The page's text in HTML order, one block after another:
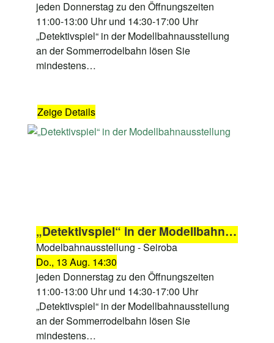
jeden Donnerstag zu den Öffnungszeiten
11:00-13:00 Uhr und 14:30-17:00 Uhr
„Detektivspiel“ in der Modellbahnausstellung
an der Sommerrodelbahn lösen Sie
mindestens…
Zeige Details
„Detektivspiel“ in der Modellbahnausstellung
Modelbahnausstellung - Seiroba
Do., 13 Aug. 14:30
jeden Donnerstag zu den Öffnungszeiten
11:00-13:00 Uhr und 14:30-17:00 Uhr
„Detektivspiel“ in der Modellbahnausstellung
an der Sommerrodelbahn lösen Sie
mindestens…